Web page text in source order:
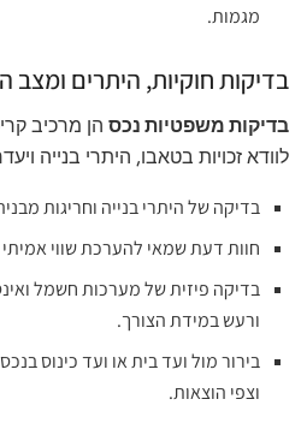
מגמות.
בדיקות חוקיות, היתרים ומצב
בדיקות משפטיות נכס הן מרכיב
לוודא זכויות בטאבו, היתרי בנייה
בדיקה של היתרי בנייה וחריגות
חוות דעת שמאי להערכת שווי אמיתי
בדיקה פיזית של מערכות חשמל
ורעש במידת הצורך.
בירור מול ועד בית או ועד כינוס
וצפי הוצאות.